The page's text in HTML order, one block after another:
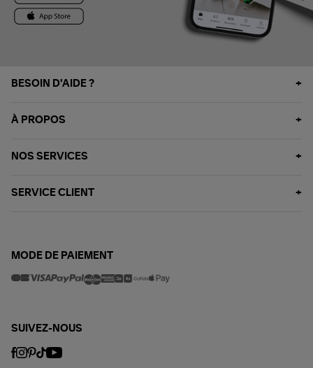
BESOIN D'AIDE ?
À PROPOS
NOS SERVICES
SERVICE CLIENT
MODE DE PAIEMENT
SUIVEZ-NOUS